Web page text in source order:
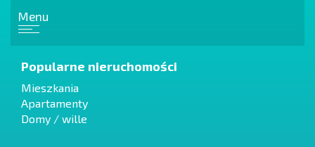
Menu
Popularne nieruchomości
Mieszkania
Apartamenty
Domy / wille